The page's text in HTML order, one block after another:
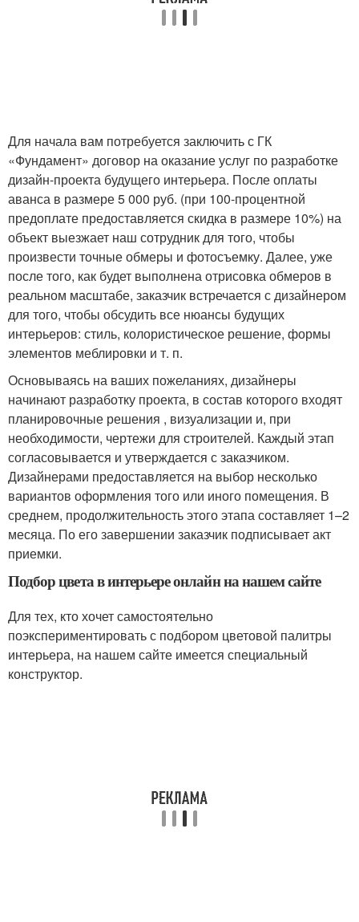
Для начала вам потребуется заключить с ГК
«Фундамент» договор на оказание услуг по разработке
дизайн-проекта будущего интерьера. После оплаты
аванса в размере 5 000 руб. (при 100-процентной
предоплате предоставляется скидка в размере 10%) на
объект выезжает наш сотрудник для того, чтобы
произвести точные обмеры и фотосъемку. Далее, уже
после того, как будет выполнена отрисовка обмеров в
реальном масштабе, заказчик встречается с дизайнером
для того, чтобы обсудить все нюансы будущих
интерьеров: стиль, колористическое решение, формы
элементов меблировки и т. п.
Основываясь на ваших пожеланиях, дизайнеры
начинают разработку проекта, в состав которого входят
планировочные решения , визуализации и, при
необходимости, чертежи для строителей. Каждый этап
согласовывается и утверждается с заказчиком.
Дизайнерами предоставляется на выбор несколько
вариантов оформления того или иного помещения. В
среднем, продолжительность этого этапа составляет 1–2
месяца. По его завершении заказчик подписывает акт
приемки.
Подбор цвета в интерьере онлайн на нашем сайте
Для тех, кто хочет самостоятельно
поэкспериментировать с подбором цветовой палитры
интерьера, на нашем сайте имеется специальный
конструктор.